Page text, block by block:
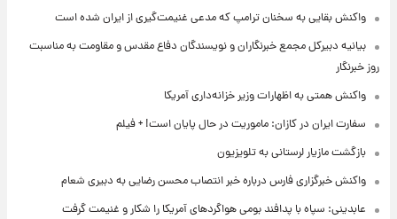
واکنش بقایی به سخنان ترامپ که مدعی غنیمت‌گیری از ایران شده است
بیانیه دبیرکل مجمع خبرنگاران و نویسندگان دفاع مقدس و مقاومت به مناسبت
روز خبرنگار
واکنش همتی به اظهارات وزیر خزانه‌داری آمریکا
سفارت ایران در کازان: ماموریت در حال پایان است! + فیلم
بازگشت مازیار لرستانی به تلویزیون
واکنش خبرگزاری فارس درباره خبر انتصاب محسن رضایی به دبیری شعام
عابدینی: سپاه با پدافند بومی هواگردهای آمریکا را شکار و غنیمت گرفت